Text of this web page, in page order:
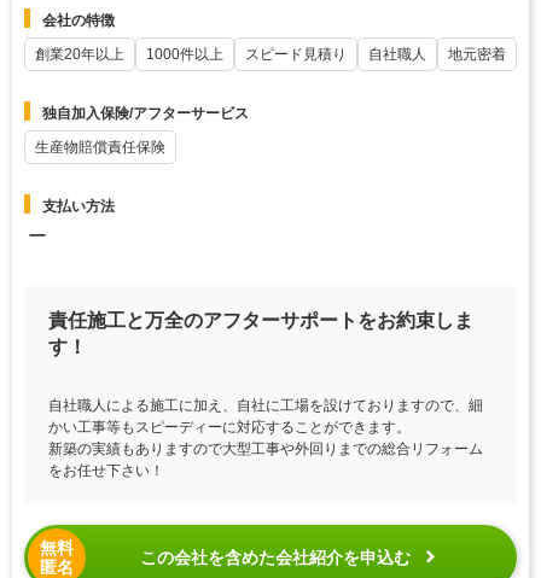
会社の特徴
創業20年以上
1000件以上 スピード見積り 自社職人 地元密着
独自加入保険/アフターサービス
生産物賠償責任保険
支払い方法
ー
責任施工と万全のアフターサポートをお約束しま
す！
自社職人による施工に加え、自社に工場を設けておりますので、細
かい工事等もスピーディーに対応することができます。
新築の実績もありますので大型工事や外回りまでの総合リフォーム
をお任せ下さい！
無料
匿名
この会社を含めた会社紹介を申込む